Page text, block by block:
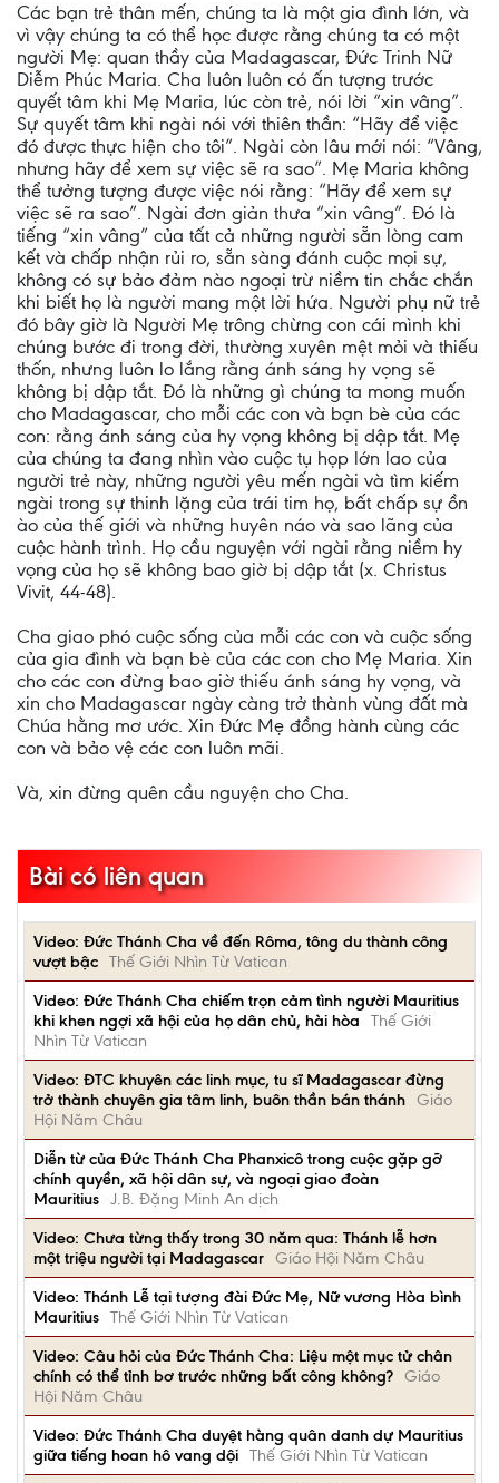
Các bạn trẻ thân mến, chúng ta là một gia đình lớn, và
vì vậy chúng ta có thể học được rằng chúng ta có một
người Mẹ: quan thầy của Madagascar, Đức Trinh Nữ
Diễm Phúc Maria. Cha luôn luôn có ấn tượng trước
quyết tâm khi Mẹ Maria, lúc còn trẻ, nói lời “xin vâng”.
Sự quyết tâm khi ngài nói với thiên thần: “Hãy để việc
đó được thực hiện cho tôi”. Ngài còn lâu mới nói: “Vâng,
nhưng hãy để xem sự việc sẽ ra sao”. Mẹ Maria không
thể tưởng tượng được việc nói rằng: “Hãy để xem sự
việc sẽ ra sao”. Ngài đơn giản thưa “xin vâng”. Đó là
tiếng “xin vâng” của tất cả những người sẵn lòng cam
kết và chấp nhận rủi ro, sẵn sàng đánh cuộc mọi sự,
không có sự bảo đảm nào ngoại trừ niềm tin chắc chắn
khi biết họ là người mang một lời hứa. Người phụ nữ trẻ
đó bây giờ là Người Mẹ trông chừng con cái mình khi
chúng bước đi trong đời, thường xuyên mệt mỏi và thiếu
thốn, nhưng luôn lo lắng rằng ánh sáng hy vọng sẽ
không bị dập tắt. Đó là những gì chúng ta mong muốn
cho Madagascar, cho mỗi các con và bạn bè của các
con: rằng ánh sáng của hy vọng không bị dập tắt. Mẹ
của chúng ta đang nhìn vào cuộc tụ họp lớn lao của
người trẻ này, những người yêu mến ngài và tìm kiếm
ngài trong sự thinh lặng của trái tim họ, bất chấp sự ồn
ào của thế giới và những huyên náo và sao lãng của
cuộc hành trình. Họ cầu nguyện với ngài rằng niềm hy
vọng của họ sẽ không bao giờ bị dập tắt (x. Christus
Vivit, 44-48).
Cha giao phó cuộc sống của mỗi các con và cuộc sống
của gia đình và bạn bè của các con cho Mẹ Maria. Xin
cho các con đừng bao giờ thiếu ánh sáng hy vọng, và
xin cho Madagascar ngày càng trở thành vùng đất mà
Chúa hằng mơ ước. Xin Đức Mẹ đồng hành cùng các
con và bảo vệ các con luôn mãi.
Và, xin đừng quên cầu nguyện cho Cha.
Bài có liên quan
Video: Đức Thánh Cha về đến Rôma, tông du thành công
vượt bậc Thế Giới Nhìn Từ Vatican
Video: Đức Thánh Cha chiếm trọn cảm tình người Mauritius
khi khen ngợi xã hội của họ dân chủ, hài hòa
Thế Giới
Nhìn Từ Vatican
Video: ĐTC khuyên các linh mục, tu sĩ Madagascar đừng
trở thành chuyên gia tâm linh, buôn thần bán thánh Giáo
Hội Năm Châu
Diễn từ của Đức Thánh Cha Phanxicô trong cuộc gặp gỡ
chính quyền, xã hội dân sự, và ngoại giao đoàn
Mauritius J.B. Đặng Minh An dịch
Video: Chưa từng thấy trong 30 năm qua: Thánh lễ hơn
một triệu người tại Madagascar Giáo Hội Năm Châu
Video: Thánh Lễ tại tượng đài Đức Mẹ, Nữ vương Hòa bình
Mauritius Thế Giới Nhìn Từ Vatican
Video: Câu hỏi của Đức Thánh Cha: Liệu một mục tử chân
chính có thể tỉnh bơ trước những bất công không? Giáo
Hội Năm Châu
Video: Đức Thánh Cha duyệt hàng quân danh dự Mauritius
giữa tiếng hoan hô vang dội Thế Giới Nhìn Từ Vatican